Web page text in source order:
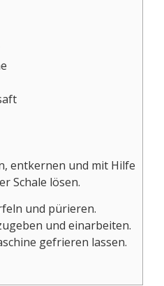
entkernen und mit Hilfe
Schale lösen.
und pürieren.
und einarbeiten.
gefrieren lassen.